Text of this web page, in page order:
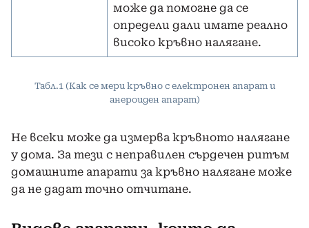
може да помогне да се
определи дали имате реално
високо кръвно налягане.
Табл.1 (Как се мери кръвно с електронен апарат и
анероиден апарат)
Не всеки може да измерва кръвното налягане
у дома. За тези с неправилен сърдечен ритъм
домашните апарати за кръвно налягане може
да не дадат точно отчитане.